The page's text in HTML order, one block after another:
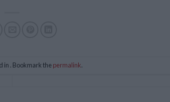
in . Bookmark the permalink.